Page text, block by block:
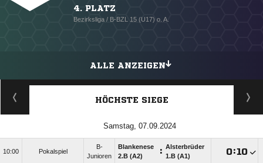
4. PLATZ
Bezirksliga / B-BZL 15 (U17) o. A.
ALLE ANZEIGEN
HÖCHSTE SIEGE
Samstag, 07.09.2024
10:00 Pokalspiel
B-
Junioren
Blankenese
2.B (A2)
: Alsterbrüder
1.B (A1)
: